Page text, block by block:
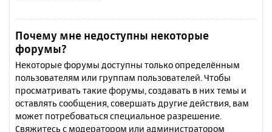
Почему мне недоступны некоторые
форумы?
Некоторые форумы доступны только определённым
пользователям или группам пользователей. Чтобы
просматривать такие форумы, создавать в них темы и
оставлять сообщения, совершать другие действия, вам
может потребоваться специальное разрешение.
Свяжитесь с модератором или администратором